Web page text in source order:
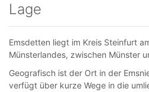
Lage
Emsdetten liegt im Kreis Steinfurt
Münsterlandes, zwischen Münster
Geografisch ist der Ort in der
verfügt über kurze Wege in die